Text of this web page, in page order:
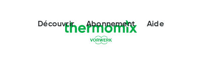
Découvrir Abonnement Aide